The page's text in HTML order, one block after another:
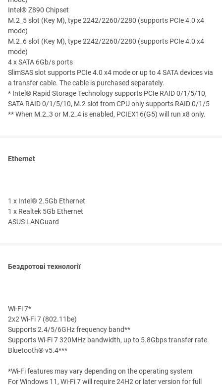
Intel® Z890 Chipset
M.2_5 slot (Key M), type 2242/2260/2280 (supports PCIe 4.0 x4
mode)
M.2_6 slot (Key M), type 2242/2260/2280 (supports PCIe 4.0 x4
mode)
4 x SATA 6Gb/s ports
SlimSAS slot supports PCIe 4.0 x4 mode or up to 4 SATA devices via
a transfer cable. The cable is purchased separately.
* Intel® Rapid Storage Technology supports PCIe RAID 0/1/5/10,
SATA RAID 0/1/5/10, M.2 slot from CPU only supports RAID 0/1/5
** When M.2_3 or M.2_4 is enabled, PCIEX16(G5) will run x8 only.
Ethernet
1 x Intel® 2.5Gb Ethernet
1 x Realtek 5Gb Ethernet
ASUS LANGuard
Бездротові технології
Wi-Fi 7*
2x2 Wi-Fi 7 (802.11be)
Supports 2.4/5/6GHz frequency band**
Supports Wi-Fi 7 320MHz bandwidth, up to 5.8Gbps transfer rate.
Bluetooth® v5.4***
*Wi-Fi features may vary depending on the operating system
For Windows 11, Wi-Fi 7 will require 24H2 or later version for full